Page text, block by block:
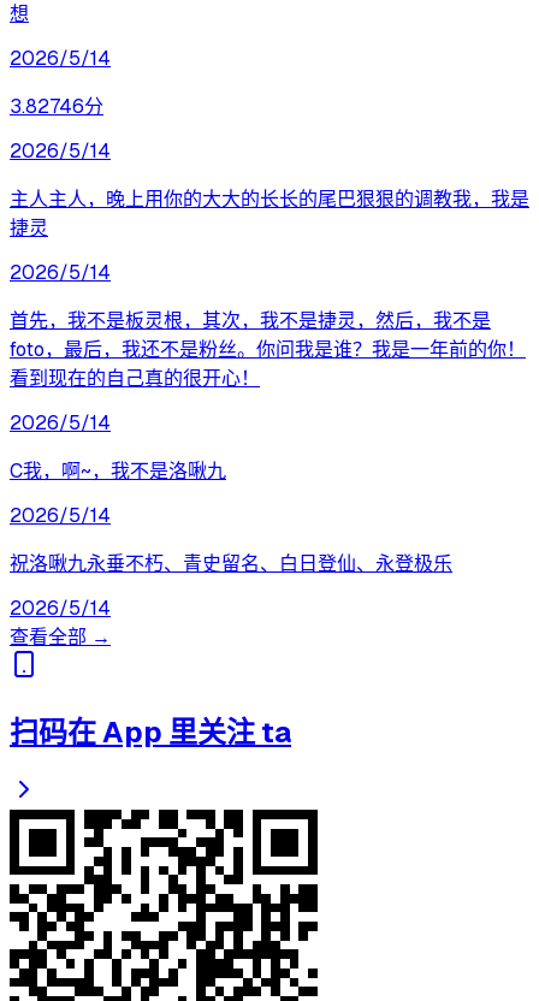
想
2026/5/14
3.82746分
2026/5/14
主人主人，晚上用你的大大的长长的尾巴狠狠的调教我，我是
捷灵
2026/5/14
首先，我不是板灵根，其次，我不是捷灵，然后，我不是
foto，最后，我还不是粉丝。你问我是谁？我是一年前的你！
看到现在的自己真的很开心！
2026/5/14
C我，啊~，我不是洛啾九
2026/5/14
祝洛啾九永垂不朽、青史留名、白日登仙、永登极乐
2026/5/14
查看全部 →
扫码在 App 里关注 ta